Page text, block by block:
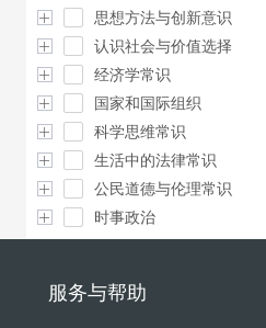
思想方法与创新意识
认识社会与价值选择
经济学常识
国家和国际组织
科学思维常识
生活中的法律常识
公民道德与伦理常识
时事政治
服务与帮助